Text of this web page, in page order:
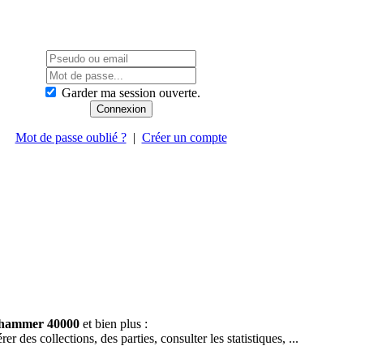
Garder ma session ouverte.
Mot de passe oublié ?| Créer un compte
40000 et bien plus :
des collections, des parties, consulter les statistiques, ...